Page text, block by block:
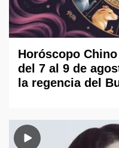
Horóscopo
del 7 al 9 de
la regencia del